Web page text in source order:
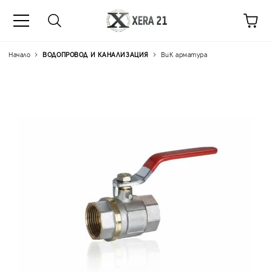
Начало ВОДОПРОВОД И КАНАЛИЗАЦИЯ ВиК арматура